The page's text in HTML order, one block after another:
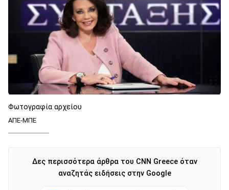
Φωτογραφία αρχείου
ΑΠΕ-ΜΠΕ
Δες περισσότερα άρθρα του CNN Greece όταν
αναζητάς ειδήσεις στην Google